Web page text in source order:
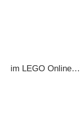
im LEGO Online…